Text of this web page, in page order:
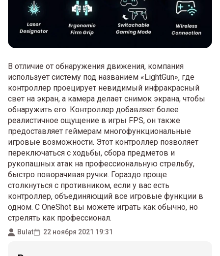
В отличие от обнаружения движения, компания
использует систему под названием «LightGun», где
контроллер проецирует невидимый инфракрасный
свет на экран, а камера делает снимок экрана, чтобы
обнаружить его. Контроллер добавляет более
реалистичное ощущение в игры FPS, он также
предоставляет геймерам многофункциональные
игровые возможности. Этот контроллер позволяет
переключаться с ходьбы, сбора предметов и
рукопашных атак на профессиональную стрельбу,
быстро поворачивая ручки. Гораздо проще
столкнуться с противником, если у вас есть
контроллер, объединяющий все игровые функции в
одном. С OneShot вы можете играть как обычно, но
стрелять как профессионал.
Bulat 22 ноября 2021 19:31